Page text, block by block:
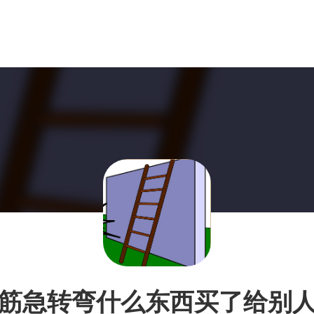
急转弯什么东西买了给别